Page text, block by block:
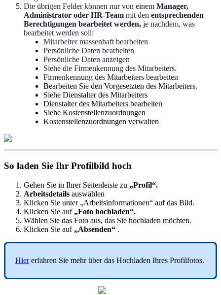
Die übrigen Felder können nur von einem Manager,
Administrator oder HR-Team mit den entsprechenden
Berechtigungen bearbeitet werden, je nachdem, was
bearbeitet werden soll:
Mitarbeiter massenhaft bearbeiten
Persönliche Daten bearbeiten
Persönliche Daten anzeigen
Siehe die Firmenkennung des Mitarbeiters.
Firmenkennung des Mitarbeiters bearbeiten
Bearbeiten Sie den Vorgesetzten des Mitarbeiters.
Siehe Dienstalter des Mitarbeiters
Dienstalter des Mitarbeiters bearbeiten
Siehe Kostenstellenzuordnungen
Kostenstellenzuordnungen verwalten
So laden Sie Ihr Profilbild hoch
Gehen Sie in Ihrer Seitenleiste zu „Profil“.
Arbeitsdetails auswählen
Klicken Sie unter „Arbeitsinformationen“ auf das Bild.
Klicken Sie auf „Foto hochladen“.
Wählen Sie das Foto aus, das Sie hochladen möchten.
Klicken Sie auf „Absenden“ .
Hier erfahren Sie mehr über das Hochladen Ihres Profilfotos.